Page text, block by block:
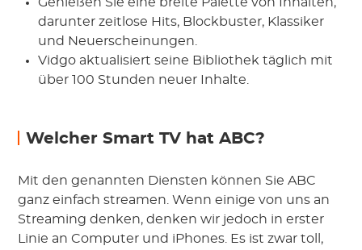
darunter zeitlose Hits, Blockbuster, Klassiker
und Neuerscheinungen.
Vidgo aktualisiert seine Bibliothek täglich mit
über 100 Stunden neuer Inhalte.
Welcher Smart TV hat ABC?
Mit den genannten Diensten können Sie ABC
ganz einfach streamen. Wenn einige von uns an
Streaming denken, denken wir jedoch in erster
Linie an Computer und iPhones. Es ist zwar toll,